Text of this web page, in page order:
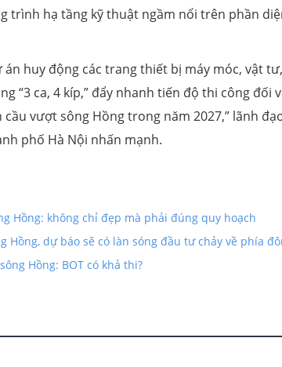
trình hạ tầng kỹ thuật ngầm nổi trên phần
huy động các trang thiết bị máy móc, vật
“3 ca, 4 kíp,” đẩy nhanh tiến độ thi công đối
vượt sông Hồng trong năm 2027,” lãnh
phố Hà Nội nhấn mạnh.
Hồng: không chỉ đẹp mà phải đúng quy hoạch
Hồng, dự báo sẽ có làn sóng đầu tư chảy về phía
Hồng: BOT có khả thi?